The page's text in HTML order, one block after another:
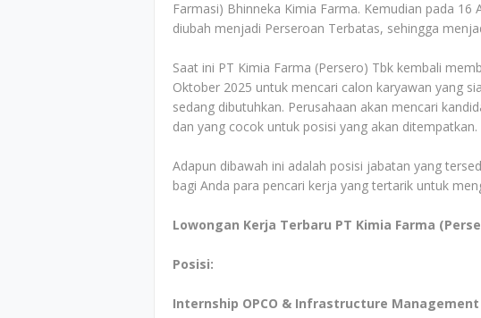
Farmasi) Bhinneka Kimia Farma. Kemudian pada
diubah menjadi Perseroan Terbatas, sehingga
Saat ini PT Kimia Farma (Persero) Tbk kembali
Oktober 2025 untuk mencari calon karyawan yang
sedang dibutuhkan. Perusahaan akan mencari
dan yang cocok untuk posisi yang akan ditempatkan.
Adapun dibawah ini adalah posisi jabatan yang
bagi Anda para pencari kerja yang tertarik untuk
Lowongan Kerja Terbaru PT Kimia Farma
Posisi:
Internship OPCO & Infrastructure Management